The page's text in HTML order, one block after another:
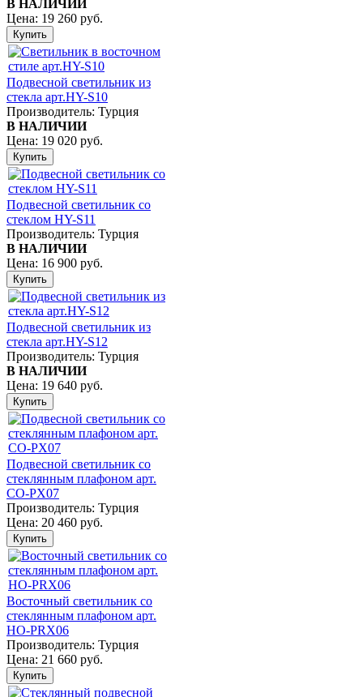
В НАЛИЧИИ
Цена: 19 260 руб.
Подвесной светильник из
стекла арт.HY-S10
Производитель: Турция
В НАЛИЧИИ
Цена: 19 020 руб.
Подвесной светильник со
стеклом HY-S11
Производитель: Турция
В НАЛИЧИИ
Цена: 16 900 руб.
Подвесной светильник из
стекла арт.HY-S12
Производитель: Турция
В НАЛИЧИИ
Цена: 19 640 руб.
Подвесной светильник со
стеклянным плафоном арт.
CO-PX07
Производитель: Турция
Цена: 20 460 руб.
Восточный светильник со
стеклянным плафоном арт.
HO-PRX06
Производитель: Турция
Цена: 21 660 руб.